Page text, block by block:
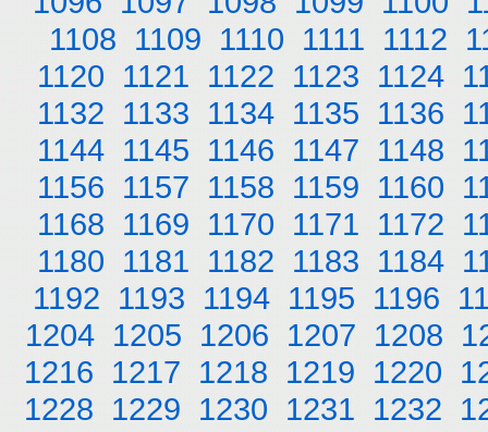
1108 1109 1110 1111 1112
1120 1121 1122 1123 1124
1132 1133 1134 1135 1136
1144 1145 1146 1147 1148
1156 1157 1158 1159 1160
1168 1169 1170 1171 1172
1180 1181 1182 1183 1184
1192 1193 1194 1195 1196
1204 1205 1206 1207 1208
1216 1217 1218 1219 1220
1228 1229 1230 1231 1232